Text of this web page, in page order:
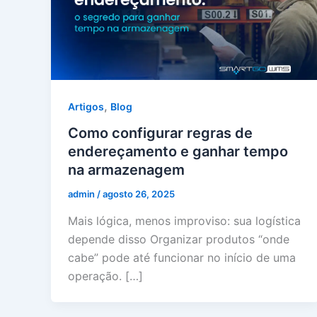
Artigos, Blog
Como configurar regras de
endereçamento e ganhar tempo
na armazenagem
admin /agosto 26, 2025
Mais lógica, menos improviso: sua logística
depende disso Organizar produtos “onde
cabe” pode até funcionar no início de uma
operação. […]